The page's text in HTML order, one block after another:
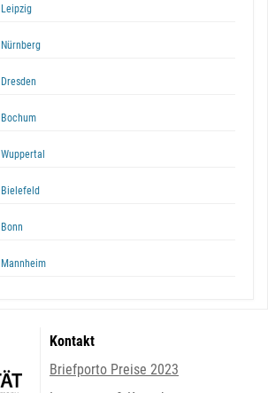
Leipzig
Nürnberg
Dresden
Bochum
Wuppertal
Bielefeld
Bonn
Mannheim
Kontakt
Briefporto Preise 2023